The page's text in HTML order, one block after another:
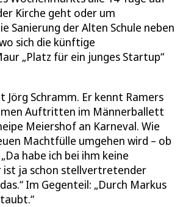
Kirche geht oder um
Sanierung der Alten Schule neben
sich die künftige
„Platz für ein junges Startup“
Jörg Schramm. Er kennt Ramers
Auftritten im Männerballett
Meiershof an Karneval. Wie
Machtfülle umgehen wird – ob
habe ich bei ihm keine
ist ja schon stellvertretender
Im Gegenteil: „Durch Markus